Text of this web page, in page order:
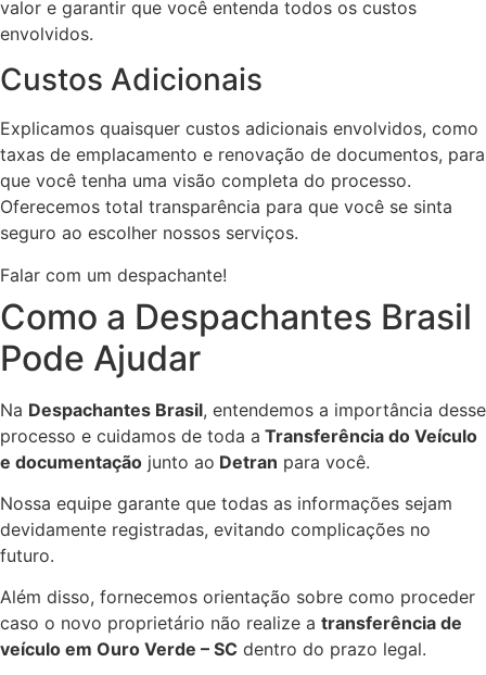
valor e garantir que você entenda todos os custos
envolvidos.
Custos Adicionais
Explicamos quaisquer custos adicionais envolvidos, como
taxas de emplacamento e renovação de documentos, para
que você tenha uma visão completa do processo.
Oferecemos total transparência para que você se sinta
seguro ao escolher nossos serviços.
Falar com um despachante!
Como a Despachantes Brasil
Pode Ajudar
Na Despachantes Brasil, entendemos a importância desse
processo e cuidamos de toda a Transferência do Veículo
e documentação junto ao Detran para você.
Nossa equipe garante que todas as informações sejam
devidamente registradas, evitando complicações no
futuro.
Além disso, fornecemos orientação sobre como proceder
caso o novo proprietário não realize a transferência de
veículo em Ouro Verde – SC dentro do prazo legal.